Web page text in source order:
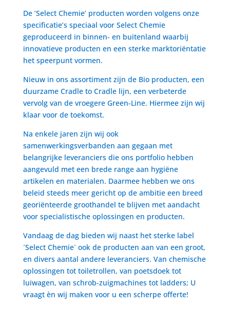
De ‘Select Chemie’ producten worden volgens onze
specificatie’s speciaal voor Select Chemie
geproduceerd in binnen- en buitenland waarbij
innovatieve producten en een sterke marktoriëntatie
het speerpunt vormen.
Nieuw in ons assortiment zijn de Bio producten, een
duurzame Cradle to Cradle lijn, een verbeterde
vervolg van de vroegere Green-Line. Hiermee zijn wij
klaar voor de toekomst.
Na enkele jaren zijn wij ook
samenwerkingsverbanden aan gegaan met
belangrijke leveranciers die ons portfolio hebben
aangevuld met een brede range aan hygiëne
artikelen en materialen. Daarmee hebben we ons
beleid steeds meer gericht op de ambitie een breed
georiënteerde groothandel te blijven met aandacht
voor specialistische oplossingen en producten.
Vandaag de dag bieden wij naast het sterke label
´Select Chemie´ ook de producten aan van een groot,
en divers aantal andere leveranciers. Van chemische
oplossingen tot toiletrollen, van poetsdoek tot
luiwagen, van schrob-zuigmachines tot ladders; U
vraagt èn wij maken voor u een scherpe offerte!